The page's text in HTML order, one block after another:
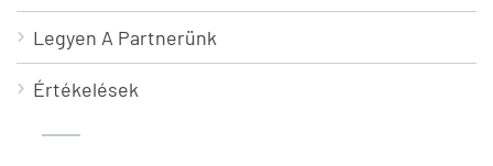
Legyen A Partnerünk
Értékelések